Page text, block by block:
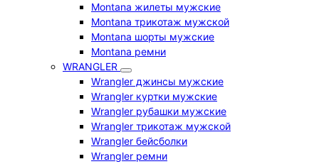
Montana жилеты мужские
Montana трикотаж мужской
Montana шорты мужские
Montana ремни
WRANGLER
Wrangler джинсы мужские
Wrangler куртки мужские
Wrangler рубашки мужские
Wrangler трикотаж мужской
Wrangler бейсболки
Wrangler ремни